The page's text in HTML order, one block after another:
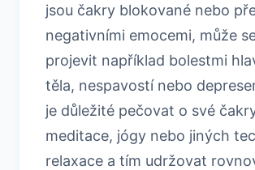
jsou čakry blokované nebo
negativními emocemi, může
projevit například bolestmi
těla, nespavostí nebo
je důležité pečovat o své
meditace, jógy nebo jiných
relaxace a tím udržovat